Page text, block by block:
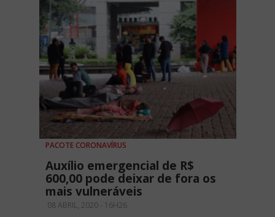
PACOTE CORONAVÍRUS
Auxílio emergencial de R$
600,00 pode deixar de fora os
mais vulneráveis
08 ABRIL, 2020 - 16H26